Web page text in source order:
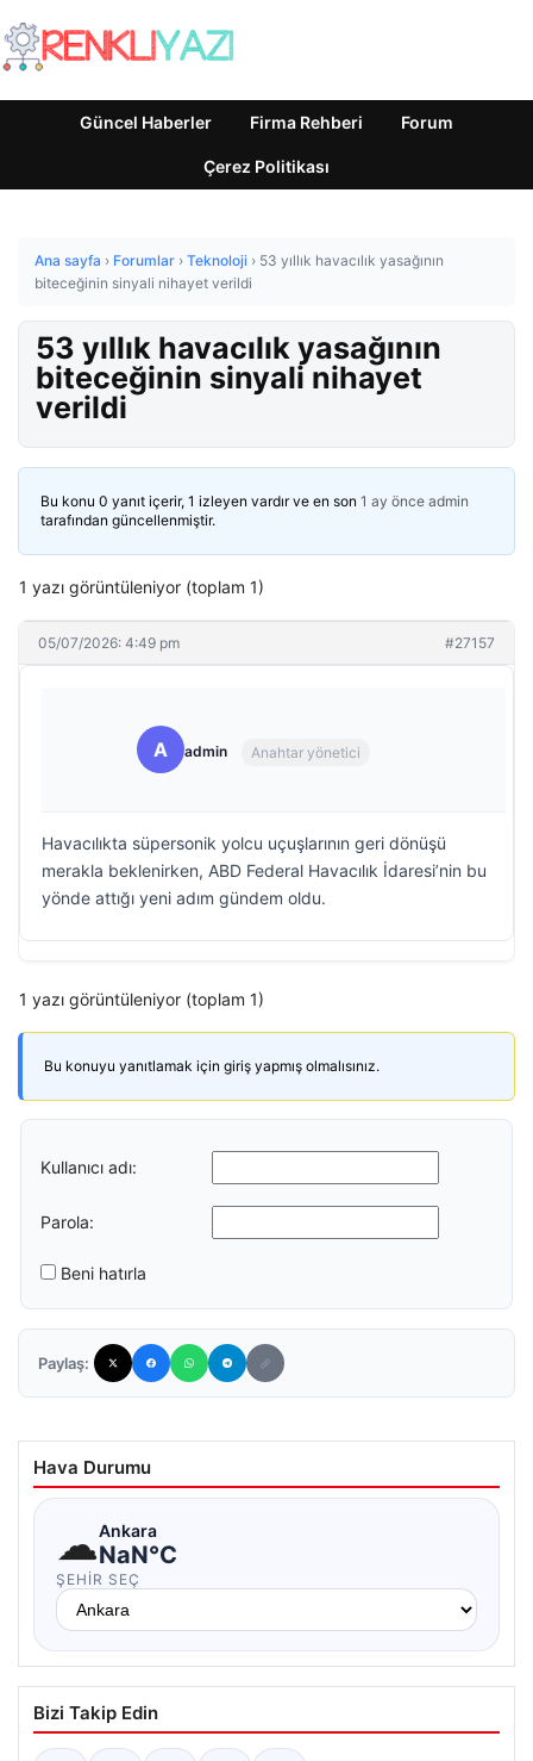
Güncel Haberler Firma Rehberi Forum
Çerez Politikası
Ana sayfa › Forumlar › Teknoloji › 53 yıllık havacılık yasağının
biteceğinin sinyali nihayet verildi
53 yıllık havacılık yasağının
biteceğinin sinyali nihayet
verildi
Bu konu 0 yanıt içerir, 1 izleyen vardır ve en son 1 ay önce admin
tarafından güncellenmiştir.
1 yazı görüntüleniyor (toplam 1)
05/07/2026: 4:49 pm #27157
A admin Anahtar yönetici
Havacılıkta süpersonik yolcu uçuşlarının geri dönüşü
merakla beklenirken, ABD Federal Havacılık İdaresi’nin bu
yönde attığı yeni adım gündem oldu.
1 yazı görüntüleniyor (toplam 1)
Bu konuyu yanıtlamak için giriş yapmış olmalısınız.
Kullanıcı adı:
Parola:
Beni hatırla
Paylaş:
Hava Durumu
☁Ankara
NaN°C
ŞEHIR SEÇ
Bizi Takip Edin